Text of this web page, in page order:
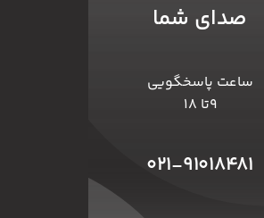
صدای شما
ساعت پاسخگویی
۹تا ۱۸
۰۲۱-۹۱۰۱۸۴۸۱